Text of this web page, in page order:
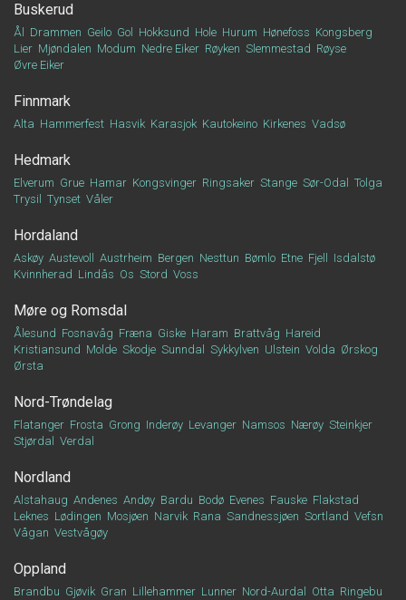
Buskerud
Ål Drammen Geilo Gol Hokksund Hole Hurum Hønefoss Kongsberg
Lier Mjøndalen Modum Nedre Eiker Røyken Slemmestad Røyse
Øvre Eiker
Finnmark
Alta Hammerfest Hasvik Karasjok Kautokeino Kirkenes Vadsø
Hedmark
Elverum Grue Hamar Kongsvinger Ringsaker Stange Sør-Odal
Tolga
Trysil
Tynset Våler
Hordaland
Askøy Austevoll Austrheim Bergen Nesttun Bømlo Etne Fjell
Isdalstø
Kvinnherad Lindås Os Stord Voss
Møre og Romsdal
Ålesund Fosnavåg Fræna Giske Haram Brattvåg Hareid
Kristiansund Molde Skodje Sunndal Sykkylven Ulstein Volda Ørskog
Ørsta
Nord-Trøndelag
Flatanger Frosta Grong Inderøy Levanger Namsos Nærøy Steinkjer
Stjørdal
Verdal
Nordland
Alstahaug Andenes Andøy Bardu Bodø Evenes Fauske Flakstad
Leknes Lødingen Mosjøen Narvik Rana Sandnessjøen Sortland Vefsn
Vågan Vestvågøy
Oppland
Brandbu Gjøvik Gran Lillehammer Lunner Nord-Aurdal Otta Ringebu